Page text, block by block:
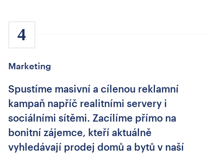
4
Marketing
Spustíme masivní a cílenou reklamní
kampaň napříč realitními servery i
sociálními sítěmi. Zacílíme přímo na
bonitní zájemce, kteří aktuálně
vyhledávají prodej domů a bytů v naší